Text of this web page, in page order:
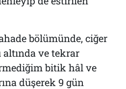
bölümünde, ciğer
ve tekrar
bitik hâl ve
düşerek 9 gün